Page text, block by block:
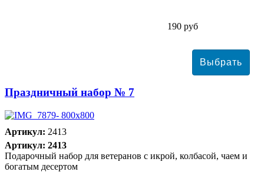
190 руб
Праздничный набор № 7
Артикул: 2413
Артикул: 2413
Подарочный набор для ветеранов с икрой, колбасой, чаем и
богатым десертом